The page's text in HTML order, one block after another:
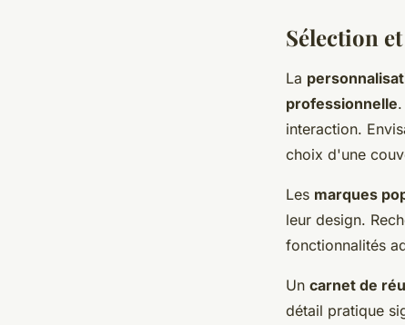
Sélection
La
professionnelle
interaction.
choix d'une
Les marques
leur design.
fonctionnalités
Un carnet de
détail pratique